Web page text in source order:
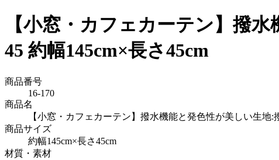
【小窓・カフェカーテン】撥
45 約幅145cm×長さ45cm
商品番号
16-170
商品名
【小窓・カフェカーテン】撥水機能と発色性が美しい生地
商品サイズ
約幅145cm×長さ45cm
材質・素材